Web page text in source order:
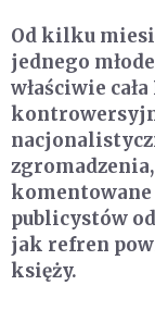
Od kilku
jednego
właściwie
publicystów
jak refren
księży.